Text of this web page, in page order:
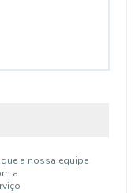
a nossa equipe
a